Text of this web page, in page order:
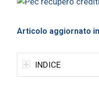
Articolo aggiornato
INDICE